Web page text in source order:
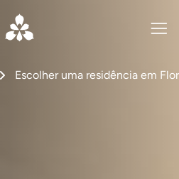
Escolher uma residência em